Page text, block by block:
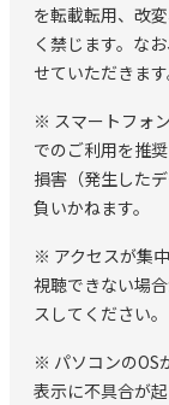
を転載転用、改
く禁じます。な
せていただきます
※ スマートフォ
でのご利用を推
損害（発生した
負いかねます。
※ アクセスが集
視聴できない場
スしてください。
※ パソコンのOS
表示に不具合が